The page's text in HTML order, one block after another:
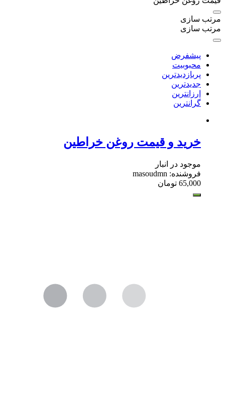
مرتب سازی
مرتب سازی
پیشفرض
محبوبیت
پربازدیدترین
جدیدترین
ارزانترین
گرانترین
خرید و قیمت روغن خراطین
موجود در انبار
فروشنده: masoudmn
65,000 تومان